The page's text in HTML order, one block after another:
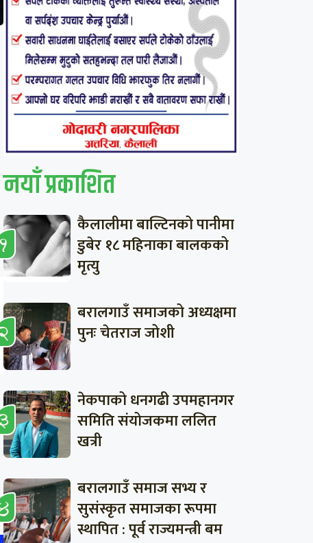
नयाँ प्रकाशित
कैलालीमा बाल्टिनको पानीमा
डुबेर १८ महिनाका बालकको
मृत्यु
बरालगाउँ समाजको अध्यक्षमा
पुनः चेतराज जोशी
नेकपाको धनगढी उपमहानगर
समिति संयोजकमा ललित
खत्री
बरालगाउँ समाज सभ्य र
सुसंस्कृत समाजका रूपमा
स्थापित : पूर्व राज्यमन्त्री बम